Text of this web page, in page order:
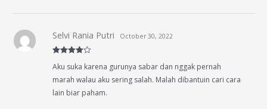
out of 5
Selvi Rania Putri October 30, 2022
Aku suka karena gurunya sabar dan nggak pernah
marah walau aku sering salah. Malah dibantuin cari cara
lain biar paham.